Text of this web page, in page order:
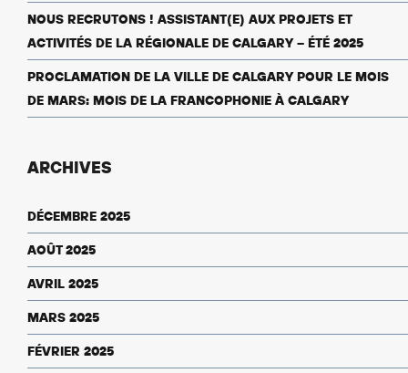
NOUS RECRUTONS ! ASSISTANT(E) AUX PROJETS ET
ACTIVITÉS DE LA RÉGIONALE DE CALGARY – ÉTÉ 2025
PROCLAMATION DE LA VILLE DE CALGARY POUR LE MOIS
DE MARS: MOIS DE LA FRANCOPHONIE À CALGARY
ARCHIVES
DÉCEMBRE 2025
AOÛT 2025
AVRIL 2025
MARS 2025
FÉVRIER 2025